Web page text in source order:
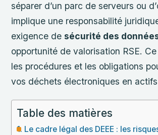
séparer d’un parc de serveurs ou
implique une responsabilité
exigence desécurité des
opportunité de valorisation RSE.
les procédures et les obligations
vos déchets électroniques en
Table des matières
Le cadre légal des DEEE : les